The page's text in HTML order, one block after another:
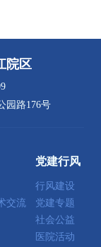
院区
园路176号
交流
党建行风
行风建设
党建专题
社会公益
医院活动